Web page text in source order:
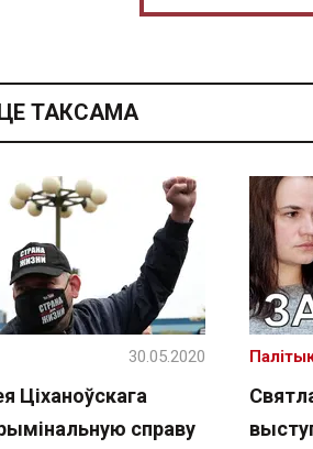
ТАКСАМА
Ціханоўскага
справу
30.05.2020